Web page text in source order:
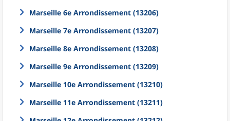
Marseille 6e Arrondissement (13206)
Marseille 7e Arrondissement (13207)
Marseille 8e Arrondissement (13208)
Marseille 9e Arrondissement (13209)
Marseille 10e Arrondissement (13210)
Marseille 11e Arrondissement (13211)